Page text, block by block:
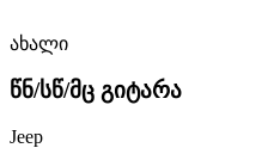
ახალი
წნ/სწ/მც გიტარა
Jeep